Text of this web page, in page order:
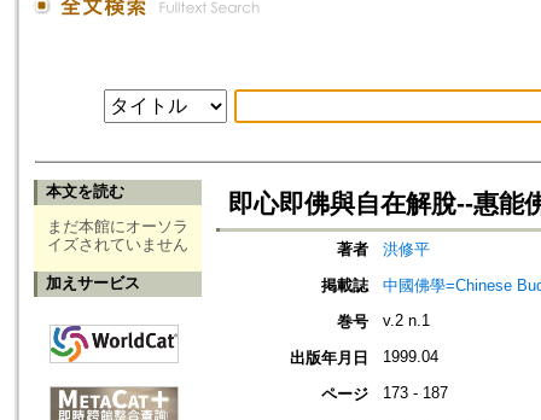
本文を読む
まだ本館にオーソラ
イズされていません
加えサービス
即心即佛與自在解脫--惠能
著者
洪修平
掲載誌
中國佛學=Chinese
巻号
v.2 n.1
出版年月日 1999.04
ページ 173 - 187